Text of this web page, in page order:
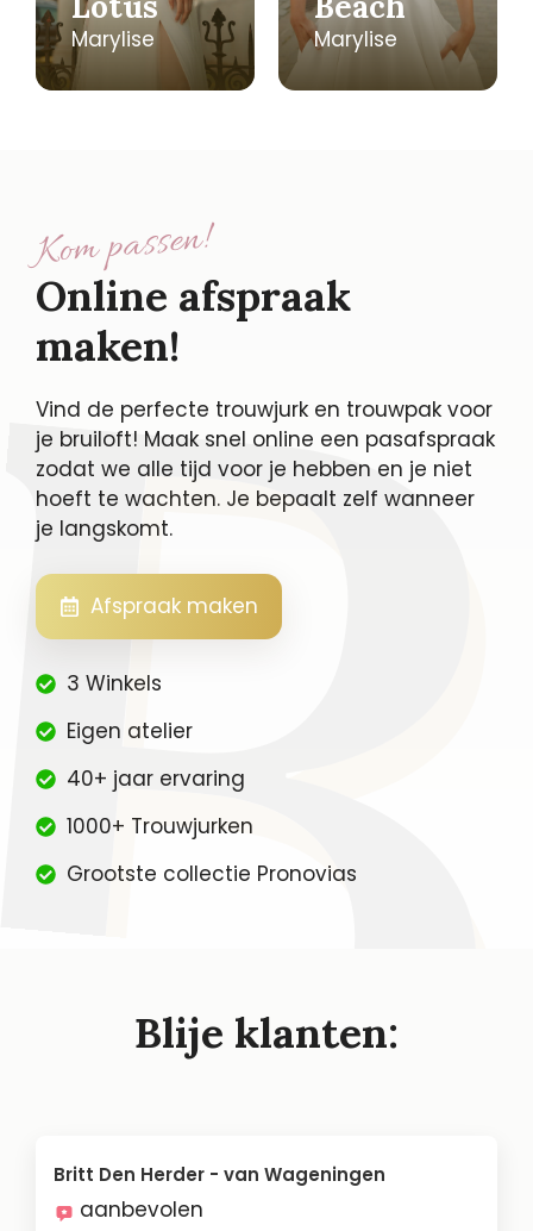
Marylise Marylise
Kom passen!
Online afspraak
maken!
Vind de perfecte trouwjurk en trouwpak voor
je bruiloft! Maak snel online een pasafspraak
zodat we alle tijd voor je hebben en je niet
hoeft te wachten. Je bepaalt zelf wanneer
je langskomt.
Afspraak maken
3 Winkels
Eigen atelier
40+ jaar ervaring
1000+ Trouwjurken
Grootste collectie Pronovias
Blije klanten:
Britt Den Herder - van Wageningen
aanbevolen